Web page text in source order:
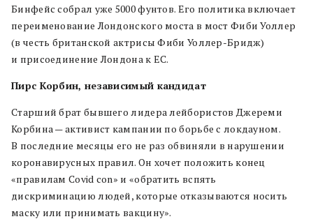
Бинфейс собрал уже 5000 фунтов. Его политика включает
переименование Лондонского моста в мост Фиби Уоллер
(в честь британской актрисы Фиби Уоллер-Бридж)
и присоединение Лондона к ЕС.
Пирс Корбин, независимый кандидат
Старший брат бывшего лидера лейбористов Джереми
Корбина — активист кампании по борьбе с локдауном.
В последние месяцы его не раз обвиняли в нарушении
коронавирусных правил. Он хочет положить конец
«правилам Covid con» и «обратить вспять
дискриминацию людей, которые отказываются носить
маску или принимать вакцину».